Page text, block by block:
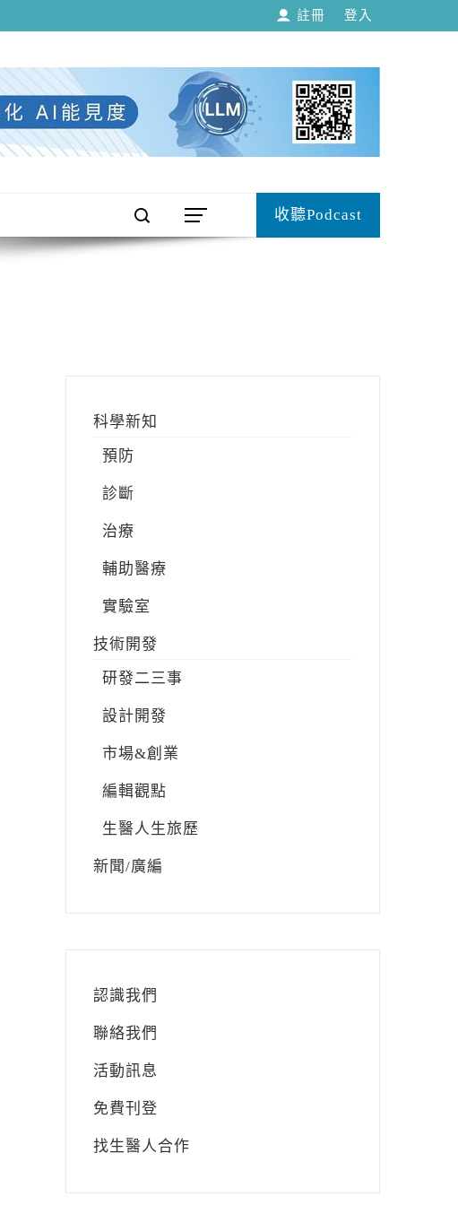
註冊 登入
收聽Podcast
科學新知
預防
診斷
治療
輔助醫療
實驗室
技術開發
研發二三事
設計開發
市場&創業
編輯觀點
生醫人生旅歷
新聞/廣編
認識我們
聯絡我們
活動訊息
免費刊登
找生醫人合作